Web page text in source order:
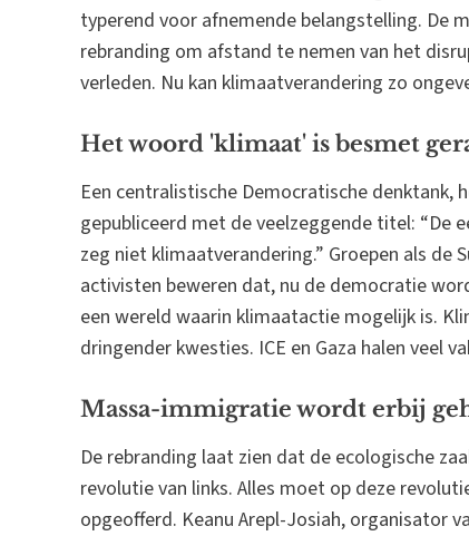
typerend voor afnemende belangstelling. De
rebranding om afstand te nemen van het
verleden. Nu kan klimaatverandering zo
Het woord 'klimaat' is besmet
Een centralistische Democratische
gepubliceerd met de veelzeggende titel: “De
zeg niet klimaatverandering.” Groepen als de
activisten beweren dat, nu de democratie
een wereld waarin klimaatactie mogelijk is.
dringender kwesties. ICE en Gaza halen veel
Massa-immigratie wordt erbij
De rebranding laat zien dat de ecologische
revolutie van links. Alles moet op deze
opgeofferd. Keanu Arepl-Josiah, organisator